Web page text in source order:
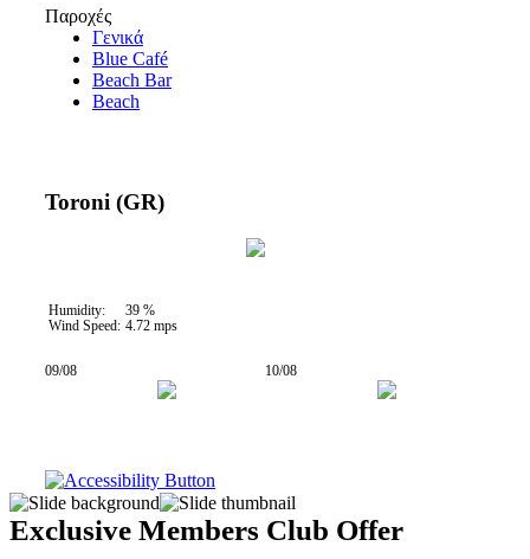
Παροχές
Γενικά
Blue Café
Beach Bar
Beach
Toroni (GR)
Humidity:
39 %
Wind Speed: 4.72 mps
09/08 10/08
Exclusive Members Club Offer